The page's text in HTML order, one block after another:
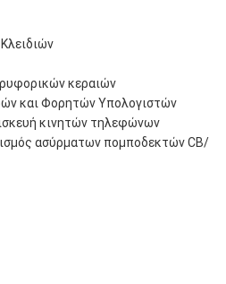
κεραιών
και Φορητών Υπολογιστών
κινητών τηλεφώνων
ασύρματων πομποδεκτών CB/